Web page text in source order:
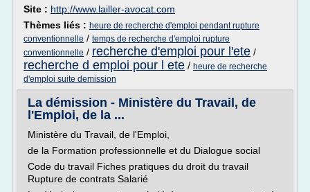
Site : http://www.lailler-avocat.com
Thèmes liés : heure de recherche d'emploi pendant rupture
conventionnelle / temps de recherche d'emploi rupture
conventionnelle / recherche d'emploi pour l'ete /
recherche d emploi pour l ete / heure de recherche
d'emploi suite demission
La démission - Ministère du Travail, de
l'Emploi, de la ...
Ministère du Travail, de l'Emploi,
de la Formation professionnelle et du Dialogue social
Code du travail Fiches pratiques du droit du travail
Rupture de contrats Salarié